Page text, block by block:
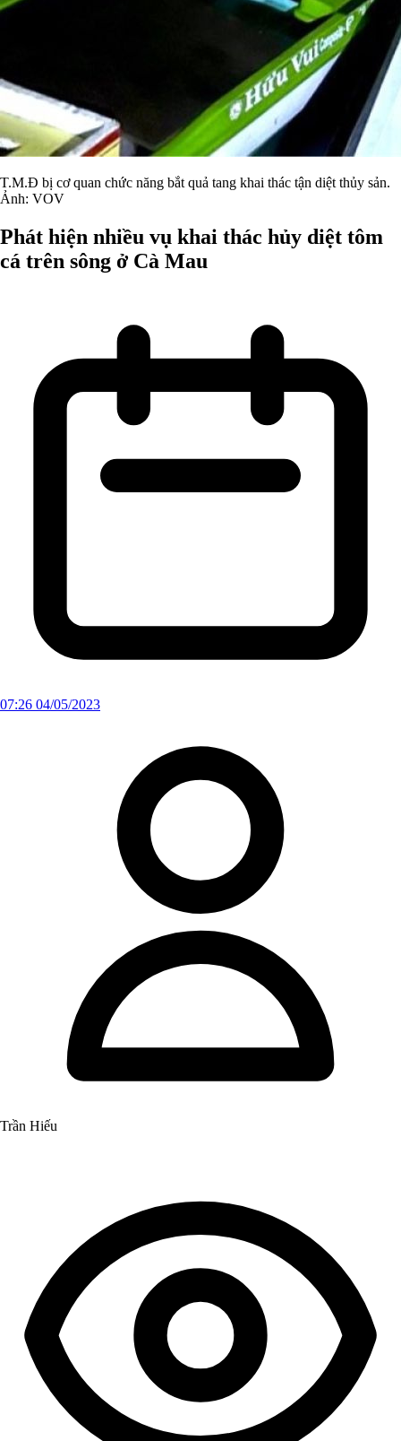
T.M.Đ bị cơ quan chức năng bắt quả tang khai thác tận diệt thủy sản.
Ảnh: VOV
Phát hiện nhiều vụ khai thác hủy diệt tôm
cá trên sông ở Cà Mau
07:26 04/05/2023
Trần Hiếu